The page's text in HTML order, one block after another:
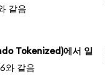
같음
Tokenized)에서 일
와 같음